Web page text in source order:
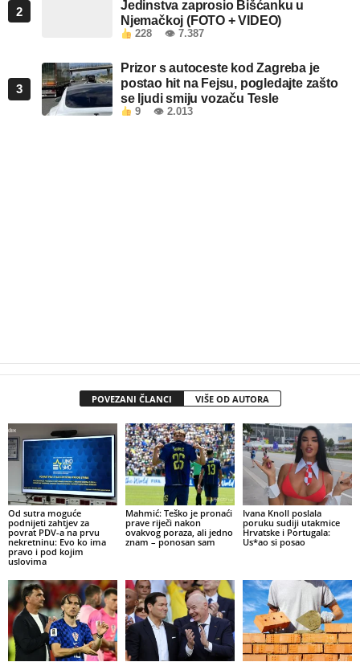
2
Jedinstva zaprosio Bišćanku u
Njemačkoj (FOTO + VIDEO)
228 👁 7.387
3
Prizor s autoceste kod Zagreba je
postao hit na Fejsu, pogledajte zašto
se ljudi smiju vozaču Tesle
9 👁 2.013
POVEZANI ČLANCI VIŠE OD AUTORA
Od sutra moguće
podnijeti zahtjev za
povrat PDV-a na prvu
nekretninu: Evo ko ima
pravo i pod kojim
uslovima
Mahmić: Teško je pronaći
prave riječi nakon
ovakvog poraza, ali jedno
znam – ponosan sam
Ivana Knoll poslala
poruku sudiji utakmice
Hrvatske i Portugala:
Us*ao si posao